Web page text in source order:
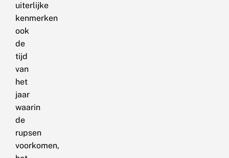
uiterlijke
kenmerken
ook
de
tijd
van
het
jaar
waarin
de
rupsen
voorkomen,